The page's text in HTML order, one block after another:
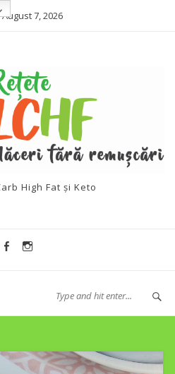
7, 2026
High Fat și Keto